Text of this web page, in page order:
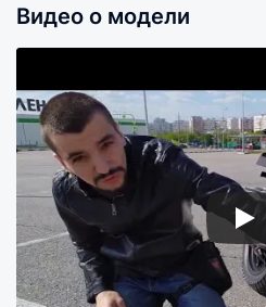
Видео о модели